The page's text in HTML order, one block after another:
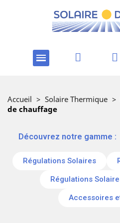
Accueil > Solaire Thermique >
de chauffage
‎ ‎ ‎‎ ‎Découvrez notre gamme :
Régulations Solaires
Régulations
Accessoires